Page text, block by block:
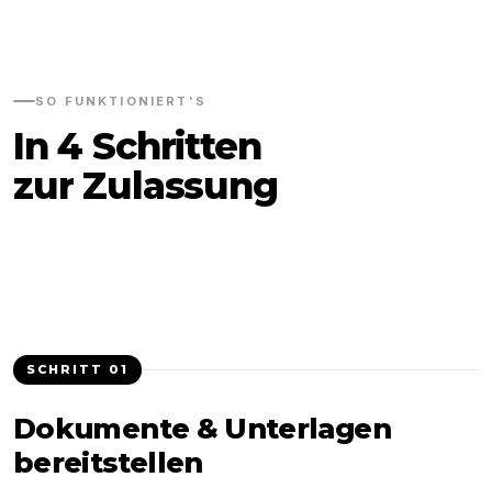
SO FUNKTIONIERT'S
In 4 Schritten
zur Zulassung
SCHRITT 01
Dokumente & Unterlagen
bereitstellen